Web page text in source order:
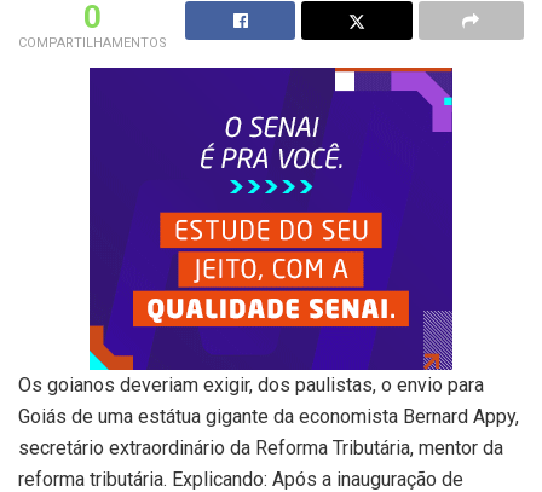
0
COMPARTILHAMENTOS
Os goianos deveriam exigir, dos paulistas, o envio para
Goiás de uma estátua gigante da economista Bernard Appy,
secretário extraordinário da Reforma Tributária, mentor da
reforma tributária. Explicando: Após a inauguração de